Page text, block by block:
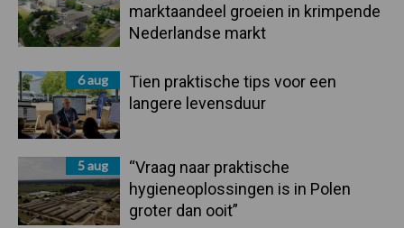
marktaandeel groeien in krimpende
Nederlandse markt
6 aug
Tien praktische tips voor een
langere levensduur
5 aug
“Vraag naar praktische
hygieneoplossingen is in Polen
groter dan ooit”